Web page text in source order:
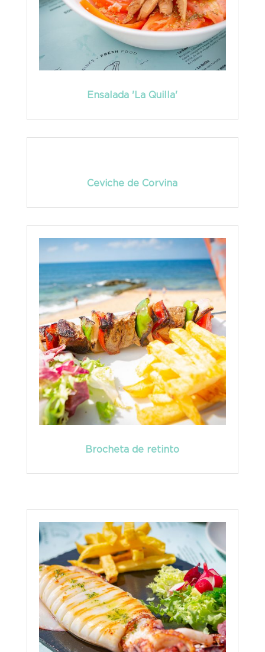
Ensalada 'La Quilla'
Ceviche de Corvina
Brocheta de retinto